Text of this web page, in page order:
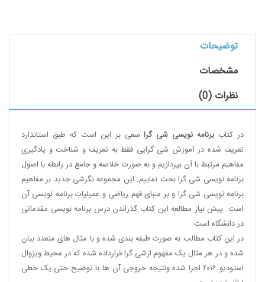
توضیحات
مشخصات
نظرات (0)
در کتاب برنامه نویسی شی گراسعی بر این است که طبق استاندارد
تعریف شده در آموزش شی گرایی فقط به تعریف و شناخت و یادگیری
مفاهیم مرتبط با آن بپردازیم و به صورت خلاصه و جامع در رابطه با اصول
برنامه نویسی شی گرا بحث نماییم. این مجموعه نگرشی جدید بر مفاهیم
برنامه نویسی شی گرا و بر منبای فهم ریاضی و عمیلیات برنامه نویسی آن
است. پیش نیاز مطالعه این کتاب گذراندن درس برنامه نویسی مقدماتی
در دانشگاه است.
در این کتاب مطالب به صورت طبقه بندی شده و با مثال های متعدد بیان
شده و در هر مثال یک مفهوم ازشی گرا قرارداده شده که در محیط ویژوال
استودیو ۲۰۱۶ اجرا شده ونتیجه خروجی آن ها با توضیح حتی یک خطی